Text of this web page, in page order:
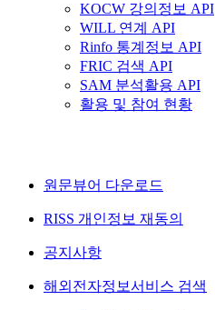
KOCW 강의정보 API
WILL 연계 API
Rinfo 통계정보 API
FRIC 검색 API
SAM 분석활용 API
활용 및 참여 현황
원문뷰어 다운로드
RISS 개인정보 재동의
공지사항
해외전자정보서비스 검색